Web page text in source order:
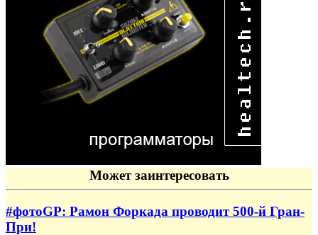
Может заинтересовать
#фотоGP: Рамон Форкада проводит 500-й Гран-
При!